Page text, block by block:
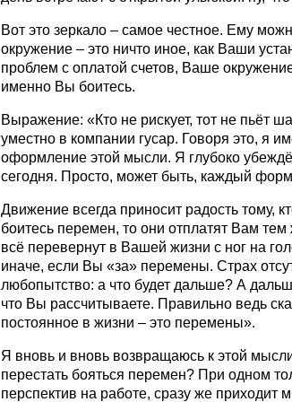
Вот это зеркало – самое честное. Ему
окружение – это ничто иное, как Ваши
проблем с оплатой счетов, Ваше
именно Вы боитесь.
Выражение: «Кто не рискует, тот не пьёт
уместно в компании гусар. Говоря это, я
оформление этой мысли. Я глубоко
сегодня. Просто, может быть, каждый
Движение всегда приносит радость тому,
боитесь перемен, то они отплатят Вам
всё перевернут в Вашей жизни с ног на
иначе, если Вы «за» перемены. Страх
любопытство: а что будет дальше? А
что Вы рассчитываете. Правильно ведь
постоянное в жизни – это перемены».
Я вновь и вновь возвращаюсь к этой
перестать бояться перемен? При одном
перспектив на работе, сразу же приходит